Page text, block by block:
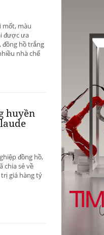
mốt, màu
được ưa
hồ trắng
nhà chế
huyền
đồng hồ,
chia sẻ về
giá hàng tỷ